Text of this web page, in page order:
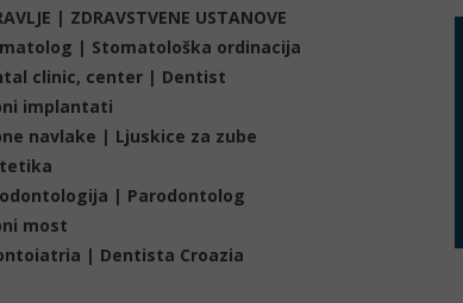
| ZDRAVSTVENE USTANOVE
| Stomatološka ordinacija
clinic, center | Dentist
implantati
navlake | Ljuskice za zube
| Parodontolog
most
| Dentista Croazia